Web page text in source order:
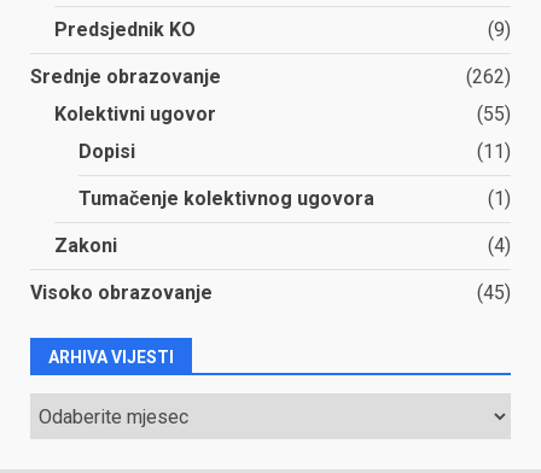
Predsjednik KO (9)
Srednje obrazovanje
(262)
Kolektivni ugovor
(55)
Dopisi
(11)
Tumačenje kolektivnog ugovora (1)
Zakoni (4)
Visoko obrazovanje (45)
ARHIVA VIJESTI
ARHIVA
VIJESTI